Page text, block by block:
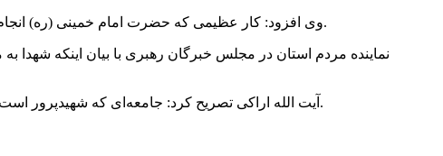
وی افزود: کار عظیمی که حضرت امام خمینی (ره) انجام دادند نیاز به تحلیل و شناخت عمیق‌تر دارد و ما وظیفه داریم در نگهداری این امانت بزرگ و حمایت از این دستاورد عظیم کوشا باشیم.
نماینده مردم استان در مجلس خبرگان رهبری با بیان اینکه شهدا
آیت الله اراکی تصریح کرد: جامعه‌ای که شهیدپرور است و برای احقاق حق الهی و دفاع از ارزش‌ها آماده شهادت است به هیچ وجه شکست نخواهد خورد و به به هیچ عنوان متوقف نخواهد شد.